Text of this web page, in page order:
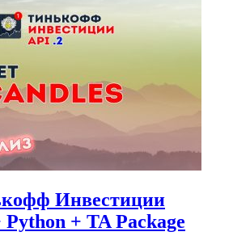
Инвестиции
Python + TA Package